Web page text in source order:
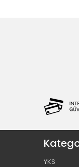
YKS